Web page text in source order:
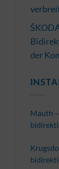
der
Mauth